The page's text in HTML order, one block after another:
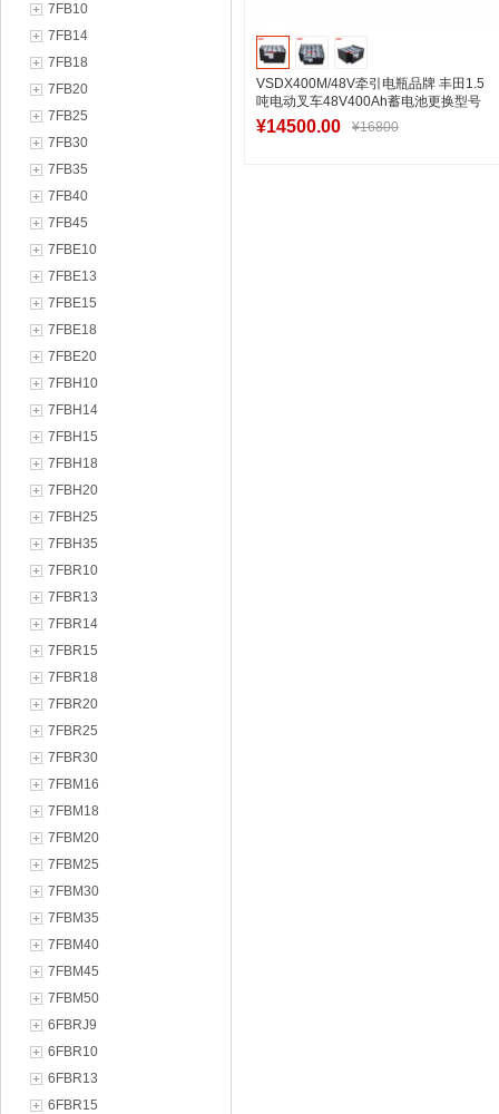
7FB10
7FB14
7FB18
7FB20
7FB25
7FB30
7FB35
7FB40
7FB45
7FBE10
7FBE13
7FBE15
7FBE18
7FBE20
7FBH10
7FBH14
7FBH15
7FBH18
7FBH20
7FBH25
7FBH35
7FBR10
7FBR13
7FBR14
7FBR15
7FBR18
7FBR20
7FBR25
7FBR30
7FBM16
7FBM18
7FBM20
7FBM25
7FBM30
7FBM35
7FBM40
7FBM45
7FBM50
6FBRJ9
6FBR10
6FBR13
6FBR15
VSDX400M/48V牵引电瓶品牌 丰田1.5
吨电动叉车48V400Ah蓄电池更换型号
¥14500.00 ¥16800